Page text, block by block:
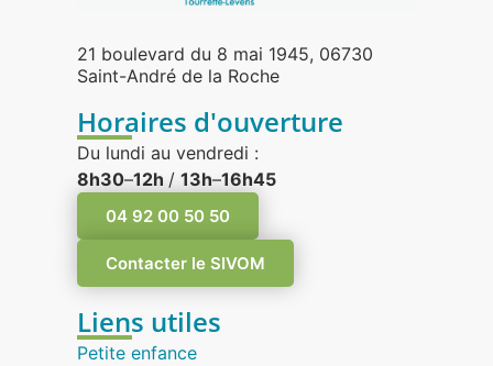
21 boulevard du 8 mai 1945, 06730
Saint-André de la Roche
Horaires d'ouverture
Du lundi au vendredi :
8h30–12h / 13h–16h45
04 92 00 50 50
Contacter le SIVOM
Liens utiles
Petite enfance